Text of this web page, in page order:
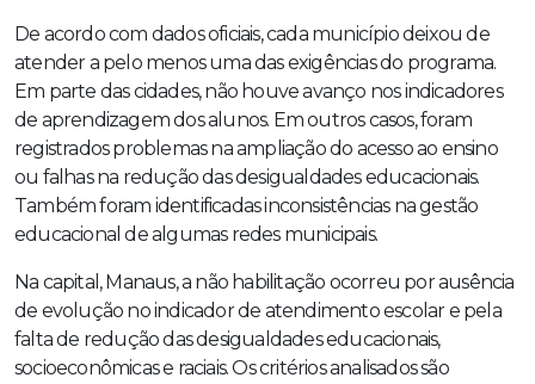
De acordo com dados oficiais, cada município deixou de
atender a pelo menos uma das exigências do programa.
Em parte das cidades, não houve avanço nos indicadores
de aprendizagem dos alunos. Em outros casos, foram
registrados problemas na ampliação do acesso ao ensino
ou falhas na redução das desigualdades educacionais.
Também foram identificadas inconsistências na gestão
educacional de algumas redes municipais.
Na capital, Manaus, a não habilitação ocorreu por ausência
de evolução no indicador de atendimento escolar e pela
falta de redução das desigualdades educacionais,
socioeconômicas e raciais. Os critérios analisados são